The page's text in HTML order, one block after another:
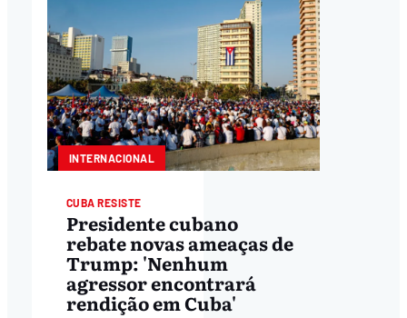
INTERNACIONAL
CUBA RESISTE
Presidente cubano
rebate novas ameaças de
Trump: 'Nenhum
agressor encontrará
rendição em Cuba'